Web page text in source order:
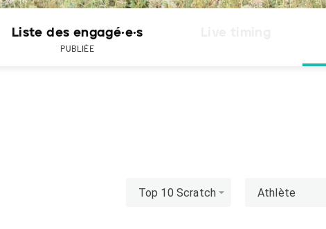
Liste des engagé·e·s
PUBLIÉE
Top 10 Scratch Athlète